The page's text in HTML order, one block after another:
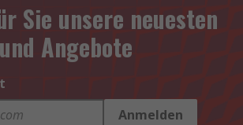
Sie unsere neuesten
Angebote
Anmelden